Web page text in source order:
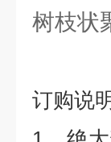
树枝状
订购说